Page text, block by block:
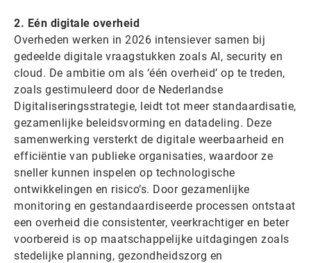
2. Eén digitale overheid
Overheden werken in 2026 intensiever samen bij
gedeelde digitale vraagstukken zoals AI, security en
cloud. De ambitie om als ‘één overheid’ op te treden,
zoals gestimuleerd door de Nederlandse
Digitaliseringsstrategie, leidt tot meer standaardisatie,
gezamenlijke beleidsvorming en datadeling. Deze
samenwerking versterkt de digitale weerbaarheid en
efficiëntie van publieke organisaties, waardoor ze
sneller kunnen inspelen op technologische
ontwikkelingen en risico’s. Door gezamenlijke
monitoring en gestandaardiseerde processen ontstaat
een overheid die consistenter, veerkrachtiger en beter
voorbereid is op maatschappelijke uitdagingen zoals
stedelijke planning, gezondheidszorg en